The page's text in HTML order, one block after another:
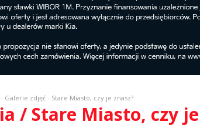
- Galerie zdjęć- Stare Miasto, czy je znasz?
/ Stare Miasto, czy